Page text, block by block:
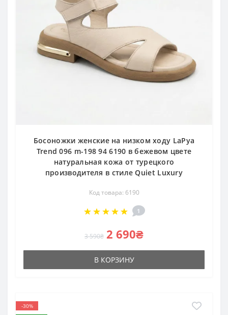
Босоножки женские на низком ходу LaPya
Trend 096 m-198 94 6190 в бежевом цвете
натуральная кожа от турецкого
производителя в стиле Quiet Luxury
Код товара: 6190
1
3 590₴ 2 690₴
В КОРЗИНУ
-30%